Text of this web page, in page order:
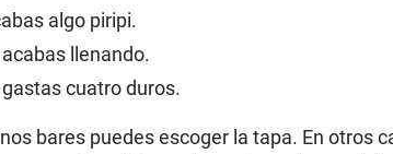
algo piripi.
llenando.
cuatro duros.
bares puedes escoger la tapa. En otros